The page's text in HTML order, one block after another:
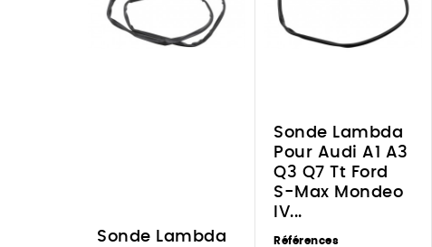
Sonde Lambda
Sonde Lambda
Pour Audi A1 A3
Q3 Q7 Tt Ford
S-Max Mondeo
IV...
Références